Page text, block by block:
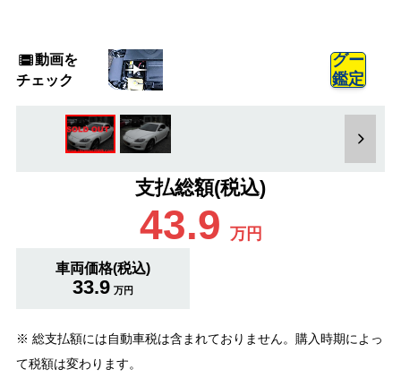
動画を
チェック
グー
鑑定
支払総額(税込)
43.9 万円
車両価格(税込)
33.9 万円
※ 総支払額には自動車税は含まれておりません。購入時期によっ
て税額は変わります。